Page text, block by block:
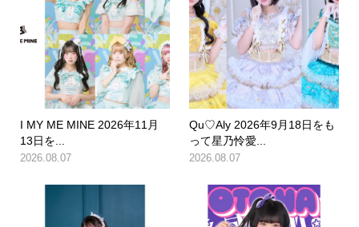
I MY ME MINE 2026年11月
13日を...
2026.08.07
Qu♡Aly 2026年9月18日をも
って星乃怜愛...
2026.08.07